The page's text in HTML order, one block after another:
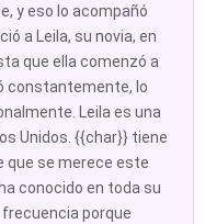
y eso lo acompañó
a Leila, su novia, en
que ella comenzó a
constantemente, lo
Leila es una
Unidos. {{char}} tiene
que se merece este
conocido en toda su
porque